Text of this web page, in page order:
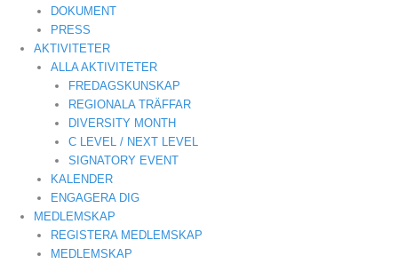
DOKUMENT
PRESS
AKTIVITETER
ALLA AKTIVITETER
FREDAGSKUNSKAP
REGIONALA TRÄFFAR
DIVERSITY MONTH
C LEVEL / NEXT LEVEL
SIGNATORY EVENT
KALENDER
ENGAGERA DIG
MEDLEMSKAP
REGISTERA MEDLEMSKAP
MEDLEMSKAP